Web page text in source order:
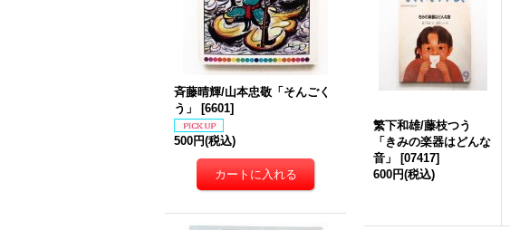
斉藤晴輝/山本忠敬「そんごく
う」
[6601]
500円(税込)
繁下和雄/藤枝つう
「きみの楽器はどんな
音」
[07417]
600円(税込)